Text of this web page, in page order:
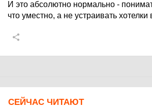
И это абсолютно нормально -
что уместно, а не устраивать
СЕЙЧАС ЧИТАЮТ